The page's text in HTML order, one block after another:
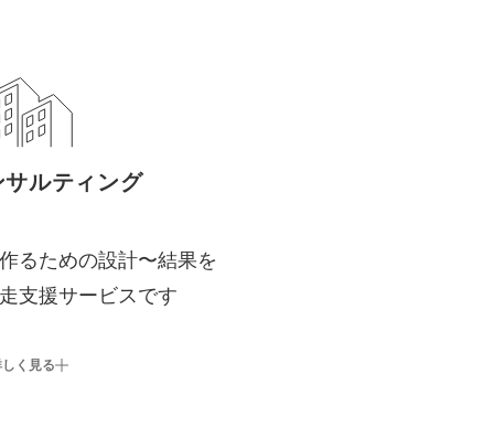
ルティング
るための設計〜結果を
支援サービスです
く見る